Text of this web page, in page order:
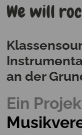
We will
an der
Ein